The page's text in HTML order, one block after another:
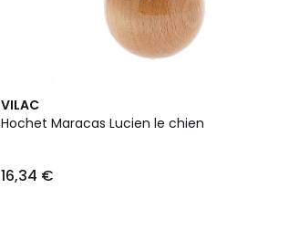
VILAC
Hochet Maracas Lucien le chien
16,34 €